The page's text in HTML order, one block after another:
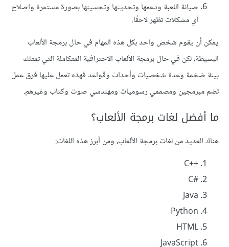
صيانة اللعبة ودعمها وتحديثها وتحسينها بصورة مستمرة وإصلاح
أي مشكلات تظهر لاحقًا.
يمكن أن يقوم شخص واحد بكل هذه المهام في حال برمجة الألعاب
البسيطة، لكن في حال برمجة الألعاب الاحترافية المتكاملة التي تمتلك
بيئة ضخمة وعدة شخصيات وأحداث وقواعد فهذه تعمل عليها فرق عمل
تضم مبرمجين ومصممي رسوميات ومهندسي صوت وكتاب وغيرهم.
ما أفضل لغات برمجة الألعاب؟
هناك العديد من لغات برمجة الألعاب، ومن أبرز هذه اللغات:
C++‎
C#‎
Java
Python
HTML
JavaScript